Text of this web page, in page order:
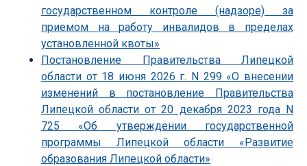
государственном контроле (надзоре) за
приемом на работу инвалидов в пределах
установленной квоты»
Постановление Правительства Липецкой
области от 18 июня 2026 г. N 299 «О внесении
изменений в постановление Правительства
Липецкой области от 20 декабря 2023 года N
725 «Об утверждении государственной
программы Липецкой области «Развитие
образования Липецкой области»